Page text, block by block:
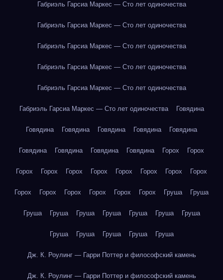
Габриэль Гарсиа Маркес — Сто лет одиночества
Габриэль Гарсиа Маркес — Сто лет одиночества
Габриэль Гарсиа Маркес — Сто лет одиночества
Габриэль Гарсиа Маркес — Сто лет одиночества
Габриэль Гарсиа Маркес — Сто лет одиночества
Габриэль Гарсиа Маркес — Сто лет одиночества Говядина
Говядина Говядина Говядина Говядина Говядина
Говядина Говядина Говядина Говядина Горох Горох
Горох Горох Горох Горох Горох Горох Горох Горох
Горох Горох Горох Горох Горох Горох Груша Груша
Груша Груша Груша Груша Груша Груша Груша
Груша Груша Груша Груша Груша
Дж. К. Роулинг — Гарри Поттер и философский камень
Дж. К. Роулинг — Гарри Поттер и философский камень